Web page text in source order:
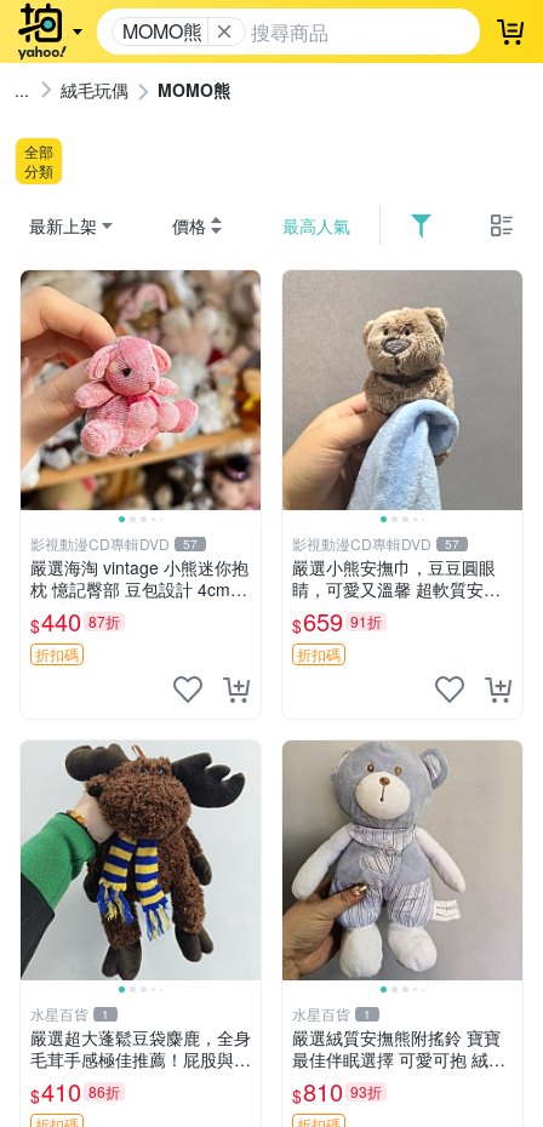
MOMO熊 登
絨毛玩偶 MOMO熊
全部
分類
最新上架 價格 最高人氣
影視動漫CD專輯DVD 57
嚴選海淘 vintage 小熊迷你抱
枕 憶記臀部 豆包設計 4cm
高 推薦收藏 迷你豆包小熊、
高臀部、豆袋抱枕
$440 87折
折扣碼
影視動漫CD專輯DVD 57
嚴選小熊安撫巾，豆豆圓眼
睛，可愛又溫馨 超軟質安撫
巾，豆豆設計，哄睡好幫手
約克豆豆眼安撫巾 數碼豆豆
眼
$659 91折
折扣碼
水星百貨 1
嚴選超大蓬鬆豆袋麋鹿，全身
毛茸手感極佳推薦！屁股與四
肢填充均勻，適合收藏與孩童
共賞。 麋鹿 豆袋 毛茸玩具
$410 86折
水星百貨 1
嚴選絨質安撫熊附搖鈴 寶寶
最佳伴眠選擇 可愛可抱 絨毛
玩具 安撫熊 嬰兒用
$810 93折